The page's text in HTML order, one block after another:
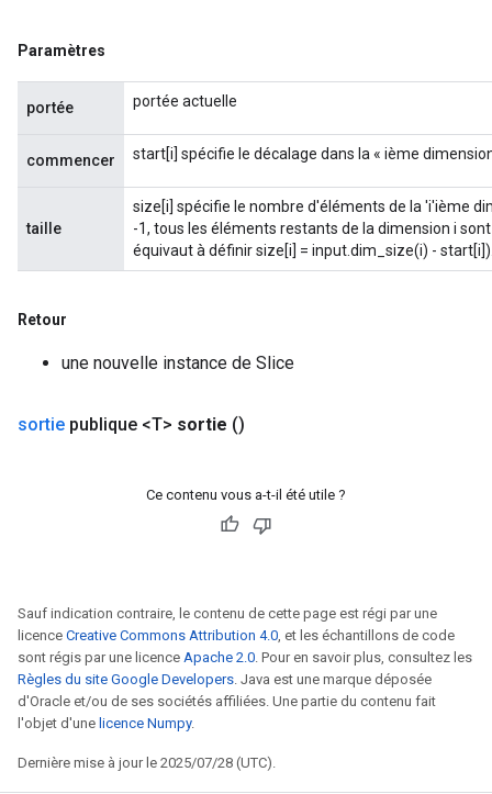
Paramètres
portée portée actuelle
commencer start[i] spécifie le décalage dans la « ième
taille
size[i] spécifie le nombre d'éléments de la 'i'ième
-1, tous les éléments restants de la dimension i
équivaut à définir size[i] = input.dim_size(i) -
Retour
une nouvelle instance de Slice
sortie publique <T> sortie ()
Ce contenu vous a-t-il été utile ?
Sauf indication contraire, le contenu de cette page est régi par une
licence Creative Commons Attribution 4.0, et les échantillons de code
sont régis par une licence Apache 2.0. Pour en savoir plus, consultez les
Règles du site Google Developers. Java est une marque déposée
d'Oracle et/ou de ses sociétés affiliées. Une partie du contenu fait
l'objet d'une licence Numpy.
Dernière mise à jour le 2025/07/28 (UTC).